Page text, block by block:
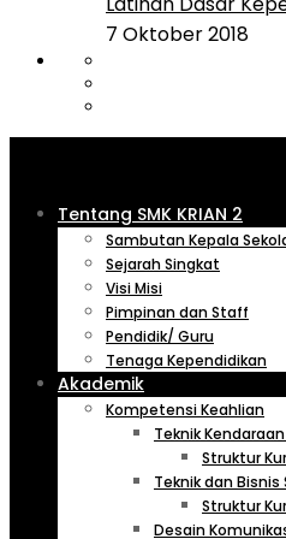
7 Oktober 2018
Tentang SMK KRIAN 2
Sambutan Kepala
Sejarah Singkat
Visi Misi
Pimpinan dan Staff
Pendidik/ Guru
Tenaga Kependidikan
Akademik
Kompetensi Keahlian
Teknik
Struktur
Teknik dan Bisnis
Struktur
Desain